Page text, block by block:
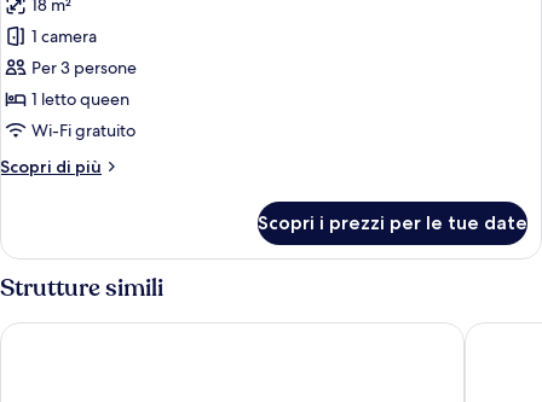
le
foto
per
Camera
Deluxe
1 camera
Per 3 persone
1 letto queen
Wi-Fi gratuito
Scopri di più
Altri
Deluxe
Scopri i prezzi per le tue date
Strutture simili
Passepartout Hotel